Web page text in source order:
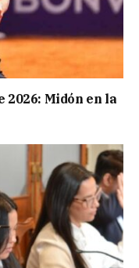
2026: Midón en la